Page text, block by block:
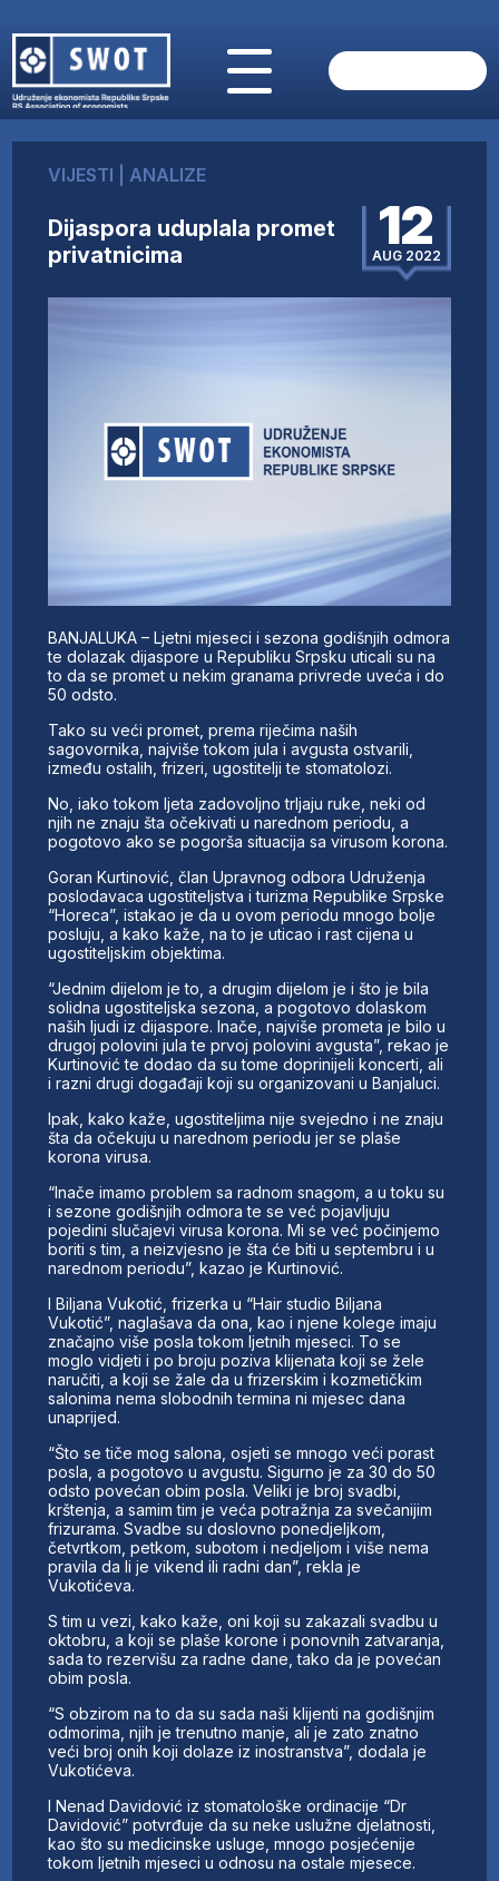
O NAMA
AKTUELNO
ANALIZE
FINANSIJE
UČLANI SE
VIJESTI ANALIZE
Dijaspora uduplala promet
privatnicima
12
AUG 2022
BANJALUKA – Ljetni mjeseci i sezona godišnjih odmora
te dolazak dijaspore u Republiku Srpsku uticali su na
to da se promet u nekim granama privrede uveća i do
50 odsto.
Tako su veći promet, prema riječima naših
sagovornika, najviše tokom jula i avgusta ostvarili,
između ostalih, frizeri, ugostitelji te stomatolozi.
No, iako tokom ljeta zadovoljno trljaju ruke, neki od
njih ne znaju šta očekivati u narednom periodu, a
pogotovo ako se pogorša situacija sa virusom korona.
Goran Kurtinović, član Upravnog odbora Udruženja
poslodavaca ugostiteljstva i turizma Republike Srpske
“Horeca”, istakao je da u ovom periodu mnogo bolje
posluju, a kako kaže, na to je uticao i rast cijena u
ugostiteljskim objektima.
“Jednim dijelom je to, a drugim dijelom je i što je bila
solidna ugostiteljska sezona, a pogotovo dolaskom
naših ljudi iz dijaspore. Inače, najviše prometa je bilo u
drugoj polovini jula te prvoj polovini avgusta”, rekao je
Kurtinović te dodao da su tome doprinijeli koncerti, ali
i razni drugi događaji koji su organizovani u Banjaluci.
Ipak, kako kaže, ugostiteljima nije svejedno i ne znaju
šta da očekuju u narednom periodu jer se plaše
korona virusa.
“Inače imamo problem sa radnom snagom, a u toku su
i sezone godišnjih odmora te se već pojavljuju
pojedini slučajevi virusa korona. Mi se već počinjemo
boriti s tim, a neizvjesno je šta će biti u septembru i u
narednom periodu”, kazao je Kurtinović.
I Biljana Vukotić, frizerka u “Hair studio Biljana
Vukotić”, naglašava da ona, kao i njene kolege imaju
značajno više posla tokom ljetnih mjeseci. To se
moglo vidjeti i po broju poziva klijenata koji se žele
naručiti, a koji se žale da u frizerskim i kozmetičkim
salonima nema slobodnih termina ni mjesec dana
unaprijed.
“Što se tiče mog salona, osjeti se mnogo veći porast
posla, a pogotovo u avgustu. Sigurno je za 30 do 50
odsto povećan obim posla. Veliki je broj svadbi,
krštenja, a samim tim je veća potražnja za svečanijim
frizurama. Svadbe su doslovno ponedjeljkom,
četvrtkom, petkom, subotom i nedjeljom i više nema
pravila da li je vikend ili radni dan”, rekla je
Vukotićeva.
S tim u vezi, kako kaže, oni koji su zakazali svadbu u
oktobru, a koji se plaše korone i ponovnih zatvaranja,
sada to rezervišu za radne dane, tako da je povećan
obim posla.
“S obzirom na to da su sada naši klijenti na godišnjim
odmorima, njih je trenutno manje, ali je zato znatno
veći broj onih koji dolaze iz inostranstva”, dodala je
Vukotićeva.
I Nenad Davidović iz stomatološke ordinacije “Dr
Davidović” potvrđuje da su neke uslužne djelatnosti,
kao što su medicinske usluge, mnogo posjećenije
tokom ljetnih mjeseci u odnosu na ostale mjesece.